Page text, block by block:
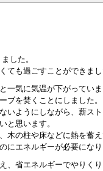
した。
ても過ごすことができまし
一気に気温が下がっていま
ブを焚くことにしました。
いようにしながら、薪ス
と思います。
木の柱や床などに熱を蓄え
にエネルギーが必要になり
、省エネルギーでやりく